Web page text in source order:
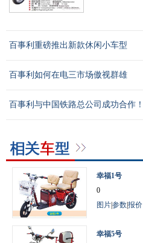
百事利重磅推出新款休闲小车型
百事利如何在电三市场傲视群雄
百事利与中国铁路总公司成功合作！
幸福1号
0
图片参数报价
幸福5号